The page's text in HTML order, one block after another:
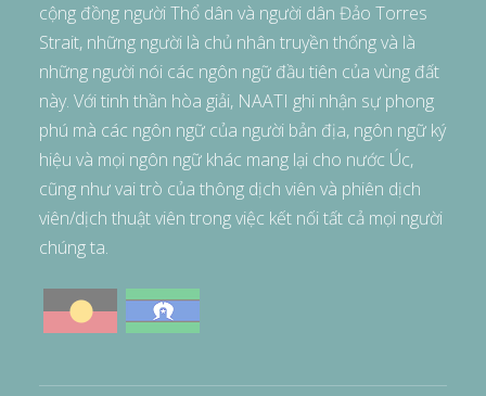
cộng đồng người Thổ dân và người dân Đảo Torres
Strait, những người là chủ nhân truyền thống và là
những người nói các ngôn ngữ đầu tiên của vùng đất
này. Với tinh thần hòa giải, NAATI ghi nhận sự phong
phú mà các ngôn ngữ của người bản địa, ngôn ngữ ký
hiệu và mọi ngôn ngữ khác mang lại cho nước Úc,
cũng như vai trò của thông dịch viên và phiên dịch
viên/dịch thuật viên trong việc kết nối tất cả mọi người
chúng ta.